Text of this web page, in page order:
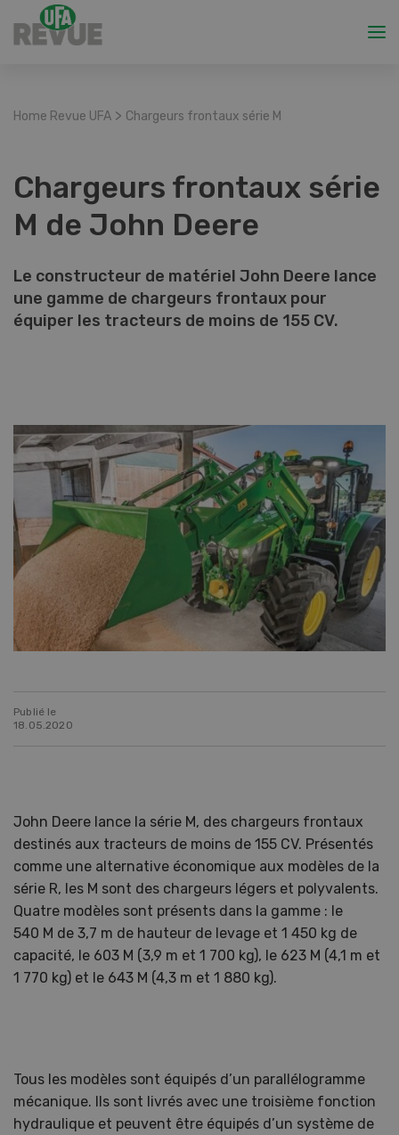
Home Revue UFA > Chargeurs frontaux série M
Chargeurs frontaux série
M de John Deere
Le constructeur de matériel John Deere lance
une gamme de chargeurs frontaux pour
équiper les tracteurs de moins de 155 CV.
Publié le
18.05.2020
John Deere lance la série M, des chargeurs frontaux
destinés aux tracteurs de moins de 155 CV. Présentés
comme une alternative économique aux modèles de la
série R, les M sont des chargeurs légers et polyvalents.
Quatre modèles sont présents dans la gamme : le
540 M de 3,7 m de hauteur de levage et 1 450 kg de
capacité, le 603 M (3,9 m et 1 700 kg), le 623 M (4,1 m et
1 770 kg) et le 643 M (4,3 m et 1 880 kg).
Tous les modèles sont équipés d’un parallélogramme
mécanique. Ils sont livrés avec une troisième fonction
hydraulique et peuvent être équipés d’un système de